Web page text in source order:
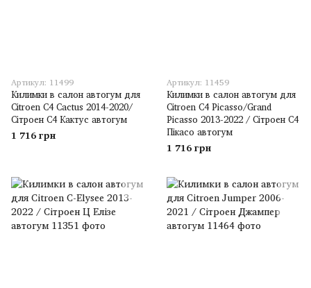
Артикул: 11499
Килимки в салон автогум для
Citroen C4 Cactus 2014-2020/
Сітроен С4 Кактус автогум
1 716 грн
Артикул: 11459
Килимки в салон автогум для
Citroen C4 Picasso/Grand
Picasso 2013-2022 / Сітроен С4
Пікасо автогум
1 716 грн